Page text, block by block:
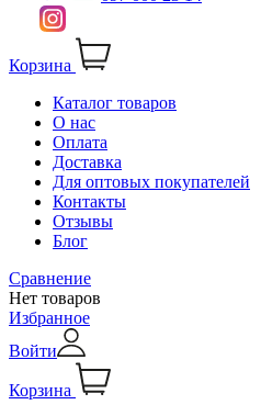
Корзина
Каталог товаров
О нас
Оплата
Доставка
Для оптовых покупателей
Контакты
Отзывы
Блог
Сравнение
Нет товаров
Избранное
Войти
Корзина